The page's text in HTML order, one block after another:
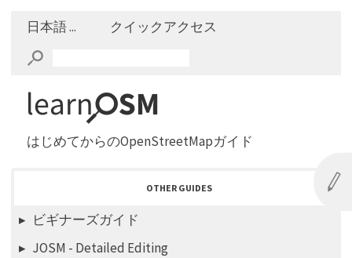
日本語 ... クイックアクセス
はじめてからのOpenStreetMapガイド
OTHER GUIDES
ビギナーズガイド
JOSM - Detailed Editing